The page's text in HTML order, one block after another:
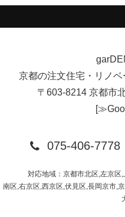
京都の注文住宅・リノ
〒603-8214 京都市
[
075-406-7778
対応地域：京都市北区,左京区
南区,右京区,西京区,伏見区,長岡京市,